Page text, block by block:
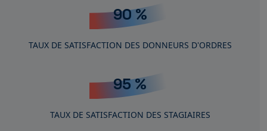
91%
TAUX DE SATISFACTION DES DONNEURS D'ORDRES
96%
TAUX DE SATISFACTION DES STAGIAIRES